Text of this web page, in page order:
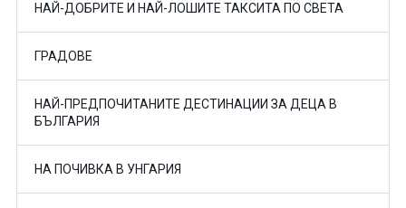
НАЙ-ДОБРИТЕ И НАЙ-ЛОШИТЕ ТАКСИТА ПО СВЕТА
ГРАДОВЕ
НАЙ-ПРЕДПОЧИТАНИТЕ ДЕСТИНАЦИИ ЗА ДЕЦА В
БЪЛГАРИЯ
НА ПОЧИВКА В УНГАРИЯ